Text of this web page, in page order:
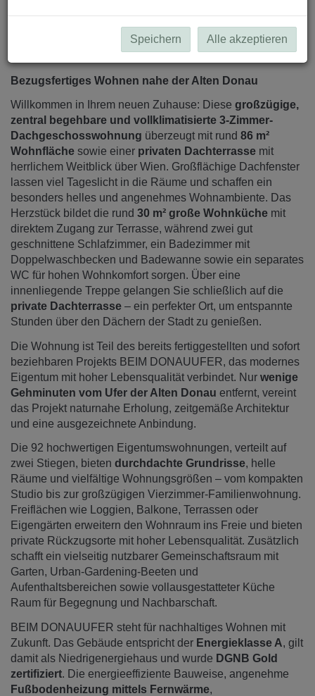
Beschreibung
Bezugsfertiges Wohnen nahe der Alten Donau
Willkommen in Ihrem neuen Zuhause: Diese großzügige,
zentral begehbare und vollklimatisierte 3-Zimmer-
Dachgeschosswohnung überzeugt mit rund 86 m²
Wohnfläche sowie einer privaten Dachterrasse mit
herrlichem Weitblick über Wien. Großflächige Dachfenster
lassen viel Tageslicht in die Räume und schaffen ein
besonders helles und angenehmes Wohnambiente. Das
Herzstück bildet die rund 30 m² große Wohnküche mit
direktem Zugang zur Terrasse, während zwei gut
geschnittene Schlafzimmer, ein Badezimmer mit
Doppelwaschbecken und Badewanne sowie ein separates
WC für hohen Wohnkomfort sorgen. Über eine
innenliegende Treppe gelangen Sie schließlich auf die
private Dachterrasse – ein perfekter Ort, um entspannte
Stunden über den Dächern der Stadt zu genießen.
Die Wohnung ist Teil des bereits fertiggestellten und sofort
beziehbaren Projekts BEIM DONAUUFER, das modernes
Eigentum mit hoher Lebensqualität verbindet. Nur wenige
Gehminuten vom Ufer der Alten Donau entfernt, vereint
das Projekt naturnahe Erholung, zeitgemäße Architektur
und eine ausgezeichnete Anbindung.
Die 92 hochwertigen Eigentumswohnungen, verteilt auf
zwei Stiegen, bieten durchdachte Grundrisse, helle
Räume und vielfältige Wohnungsgrößen – vom kompakten
Studio bis zur großzügigen Vierzimmer-Familienwohnung.
Freiflächen wie Loggien, Balkone, Terrassen oder
Eigengärten erweitern den Wohnraum ins Freie und bieten
private Rückzugsorte mit hoher Lebensqualität. Zusätzlich
schafft ein vielseitig nutzbarer Gemeinschaftsraum mit
Garten, Urban-Gardening-Beeten und
Aufenthaltsbereichen sowie vollausgestatteter Küche
Raum für Begegnung und Nachbarschaft.
BEIM DONAUUFER steht für nachhaltiges Wohnen mit
Zukunft. Das Gebäude entspricht der Energieklasse A, gilt
damit als Niedrigenergiehaus und wurde DGNB Gold
zertifiziert. Die energieeffiziente Bauweise, angenehme
Fußbodenheizung mittels Fernwärme,
Speichern Alle akzeptieren